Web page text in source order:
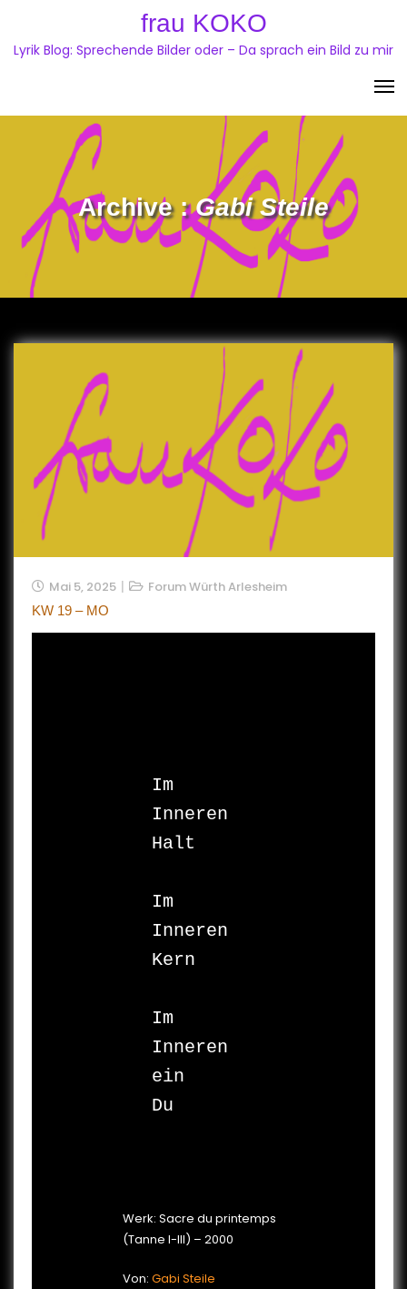
content
frau KOKO
Lyrik Blog: Sprechende Bilder oder – Da sprach ein Bild zu mir
Archive :Gabi Steile
Mai 5, 2025 Forum Würth Arlesheim
KW 19 – MO
Im
Inneren
Halt
Im
Inneren
Kern
Im
Inneren
ein
Du
Werk: Sacre du printemps
(Tanne I-III) – 2000
Von: Gabi Steile